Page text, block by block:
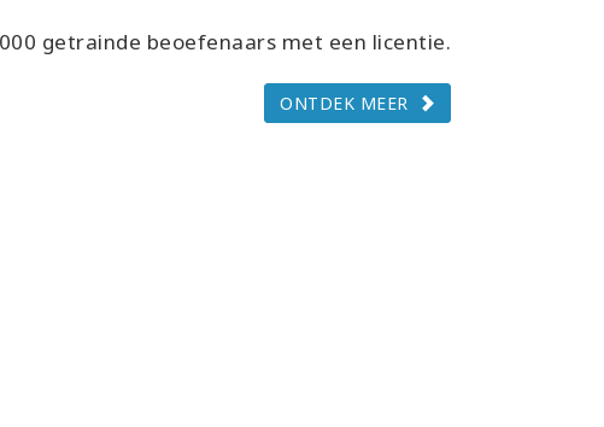
getrainde beoefenaars met een licentie.
ONTDEK MEER